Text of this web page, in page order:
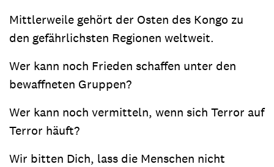
Mittlerweile gehört der Osten des Kongo zu
den gefährlichsten Regionen weltweit.
Wer kann noch Frieden schaffen unter den
bewaffneten Gruppen?
Wer kann noch vermitteln, wenn sich Terror auf
Terror häuft?
Wir bitten Dich, lass die Menschen nicht